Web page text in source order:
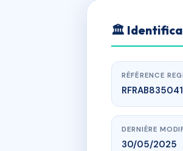
🏛
RÉFÉRENCE
DERNIÈRE
30/05/2025